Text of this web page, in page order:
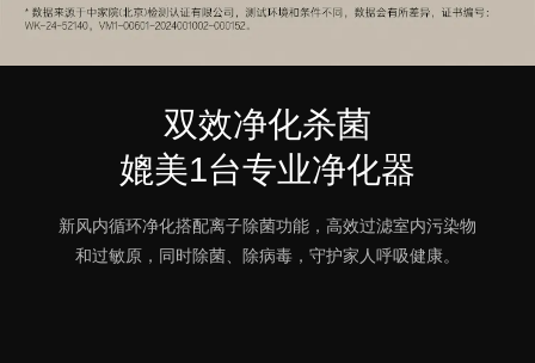
双效净化杀菌
媲美1台专业净化器
新风内循环净化搭配离子除菌功能，高效过滤室内污染物
和过敏原，同时除菌、除病毒，守护家人呼吸健康。